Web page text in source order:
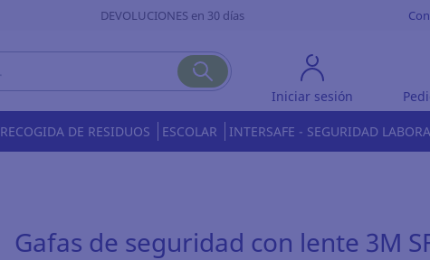
DEVOLUCIONES en 30 días
Iniciar sesión
RECOGIDA DE RESIDUOS ESCOLAR INTERSAFE - SEGURIDAD
Gafas de seguridad con lente 3M